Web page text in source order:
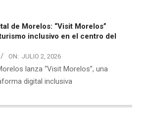
de Morelos: “Visit Morelos”
inclusivo en el centro del
ON: JULIO 2, 2026
lanza “Visit Morelos”, una
digital inclusiva